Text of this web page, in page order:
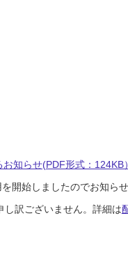
知らせ(PDF形式：124KB）
開始しましたのでお知ら
訳ございません。詳細は